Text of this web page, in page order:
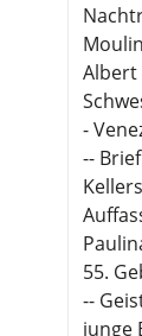
Albert
-
--
55.
--
junge